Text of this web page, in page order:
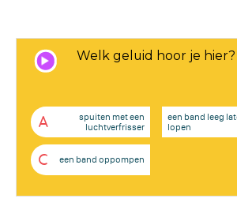
Welk geluid hoor je hier?
A
spuiten met een
luchtverfrisser
een band leeg
lopen
C een band oppompen